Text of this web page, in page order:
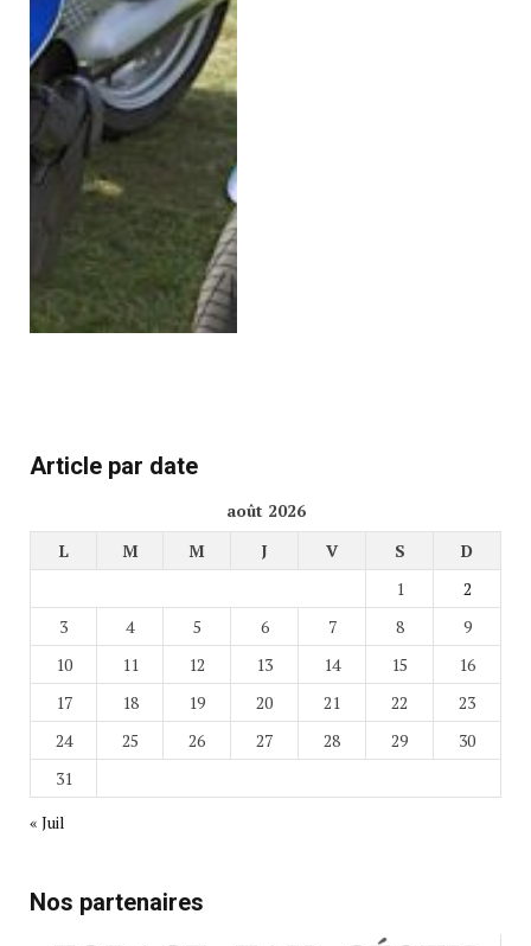
Article par date
août 2026
L
M M J V S
D
1
2
3
4 5 6 7 8
9
10
11 12 13 14 15
16
17
18 19 20 21 22
23
24
25 26 27 28 29
30
31
« Juil
Nos partenaires